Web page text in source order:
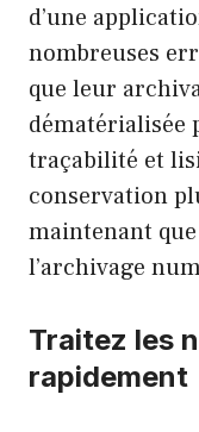
d’une
nombreuses
que leur
dématérialisée
traçabilité et
conservation
maintenant
l’archivage
Traitez les
rapidement